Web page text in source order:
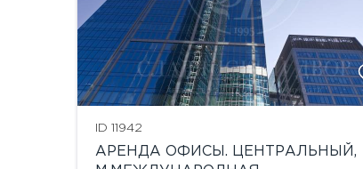
ID 11942
АРЕНДА ОФИСЫ. ЦЕНТРАЛЬНЫЙ,